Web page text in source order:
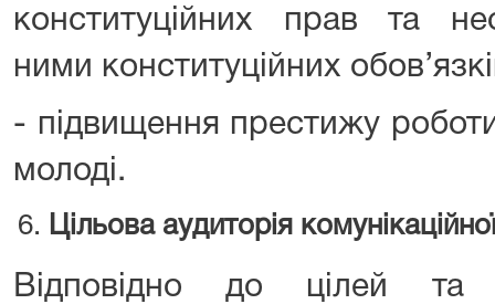
конституційних прав та
ними конституційних
- підвищення престижу
молоді.
Цільова аудиторія
Відповідно до цілей та